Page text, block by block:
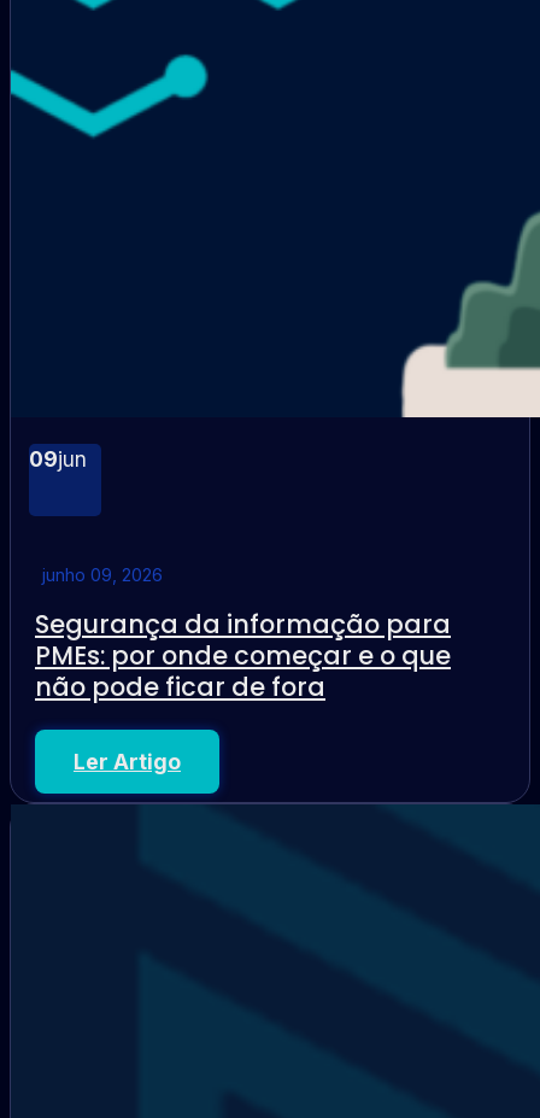
09jun
junho 09, 2026
Segurança da informação para
PMEs: por onde começar e o que
não pode ficar de fora
Ler Artigo